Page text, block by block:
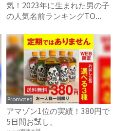
気！2023年に生まれた男の子
の人気名前ランキングTO...
Promoted
アマゾン1位の実績！380円で
5日間お試し。